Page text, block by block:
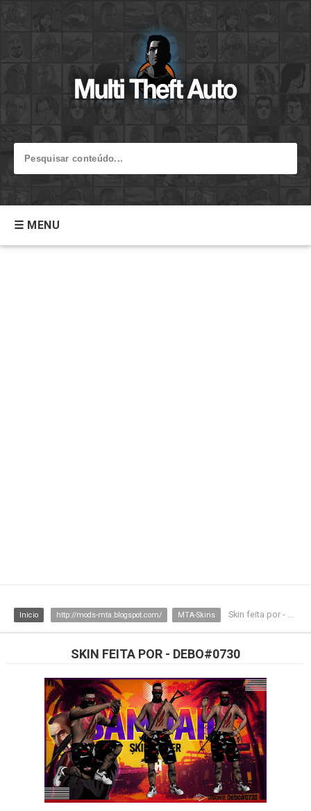
☰ MENU
Inicio http://mods-mta.blogspot.com/ MTA-Skins Skin feita por - Debo#0730
SKIN FEITA POR - DEBO#0730